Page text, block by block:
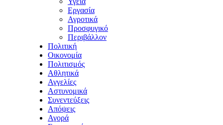
Εργασία
Αγροτικά
Προσφυγικό
Περιβάλλον
Πολιτική
Οικονομία
Πολιτισμός
Αθλητικά
Αγγελίες
Αστυνομικά
Συνεντεύξεις
Απόψεις
Αγορά